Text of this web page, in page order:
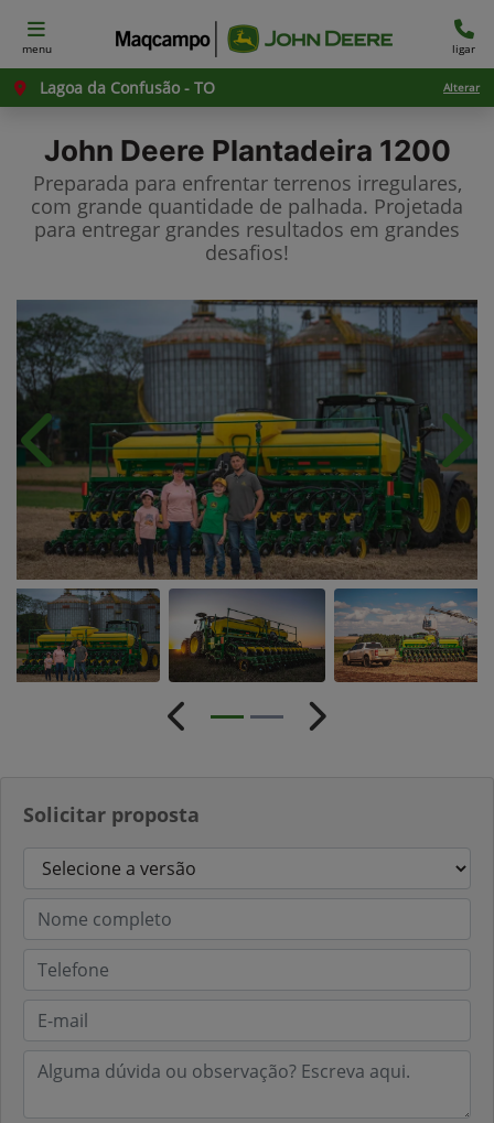
menu ligar
Lagoa da Confusão - TO Alterar
John Deere Plantadeira 1200
Preparada para enfrentar terrenos irregulares,
com grande quantidade de palhada. Projetada
para entregar grandes resultados em grandes
desafios!​
Solicitar proposta
Anterior
Anterior Próximo